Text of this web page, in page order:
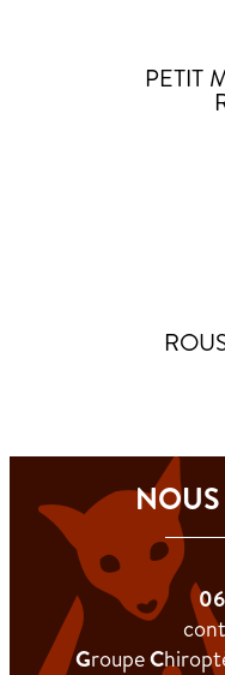
PETIT
GroupeC